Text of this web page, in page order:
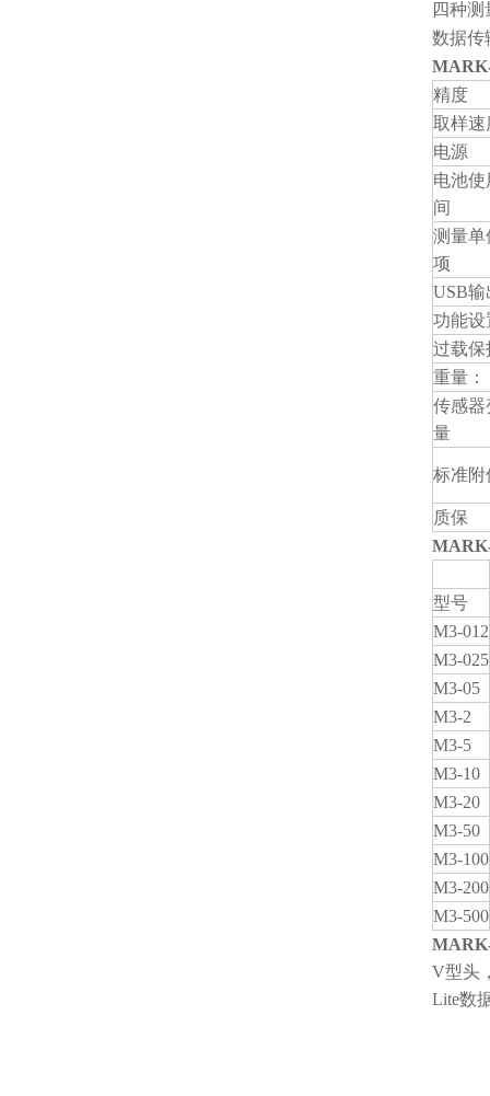
四种
数据传
精度
取样速
电源
电池使
间
测量单
项
USB输
功能设
过载保
重量：
传感器
量
标准附
质保
型号
M3-012
M3-025
M3-05
M3-2
M3-5
M3-10
M3-20
M3-50
M3-100
M3-200
M3-500
V型头
Lite数